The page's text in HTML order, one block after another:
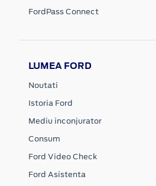
FordPass Connect
LUMEA FORD
Noutati
Istoria Ford
Mediu inconjurator
Consum
Ford Video Check
Ford Asistenta